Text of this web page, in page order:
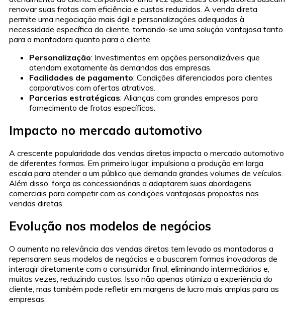
renovar suas frotas com eficiência e custos reduzidos. A venda direta
permite uma negociação mais ágil e personalizações adequadas à
necessidade específica do cliente, tornando-se uma solução vantajosa tanto
para a montadora quanto para o cliente.
Personalização: Investimentos em opções personalizáveis que
atendam exatamente às demandas das empresas.
Facilidades de pagamento: Condições diferenciadas para clientes
corporativos com ofertas atrativas.
Parcerias estratégicas: Alianças com grandes empresas para
fornecimento de frotas específicas.
Impacto no mercado automotivo
A crescente popularidade das vendas diretas impacta o mercado automotivo
de diferentes formas. Em primeiro lugar, impulsiona a produção em larga
escala para atender a um público que demanda grandes volumes de veículos.
Além disso, força as concessionárias a adaptarem suas abordagens
comerciais para competir com as condições vantajosas propostas nas
vendas diretas.
Evolução nos modelos de negócios
O aumento na relevância das vendas diretas tem levado as montadoras a
repensarem seus modelos de negócios e a buscarem formas inovadoras de
interagir diretamente com o consumidor final, eliminando intermediários e,
muitas vezes, reduzindo custos. Isso não apenas otimiza a experiência do
cliente, mas também pode refletir em margens de lucro mais amplas para as
empresas.